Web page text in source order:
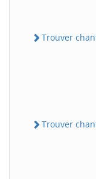
Trouver
Trouver